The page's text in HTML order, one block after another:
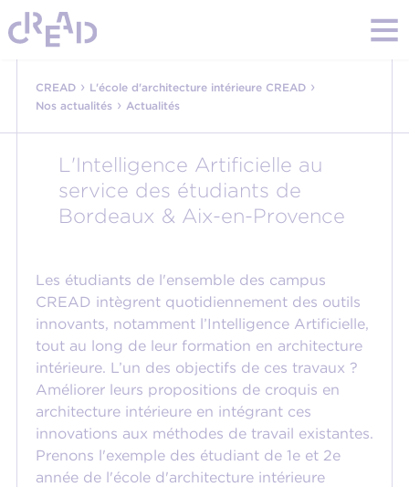
CREAD› L'école d'architecture intérieure CREAD›
Nos actualités› Actualités
L'Intelligence Artificielle au
service des étudiants de
Bordeaux & Aix-en-Provence
Les étudiants de l'ensemble des campus
CREAD intègrent quotidiennement des outils
innovants, notamment l’Intelligence Artificielle,
tout au long de leur formation en architecture
intérieure. L’un des objectifs de ces travaux ?
Améliorer leurs propositions de croquis en
architecture intérieure en intégrant ces
innovations aux méthodes de travail existantes.
Prenons l'exemple des étudiant de 1e et 2e
année de l'école d'architecture intérieure